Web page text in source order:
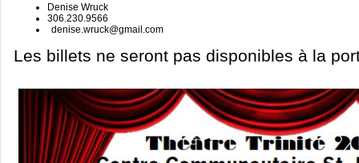
Denise Wruck
306.230.9566
denise.wruck@gmail.com
Les billets ne seront pas disponibles à la